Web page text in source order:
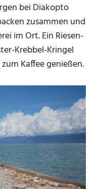
bei Diakopto
zusammen und
im Ort. Ein Riesen-
Krebbel-Kringel
Kaffee genießen.